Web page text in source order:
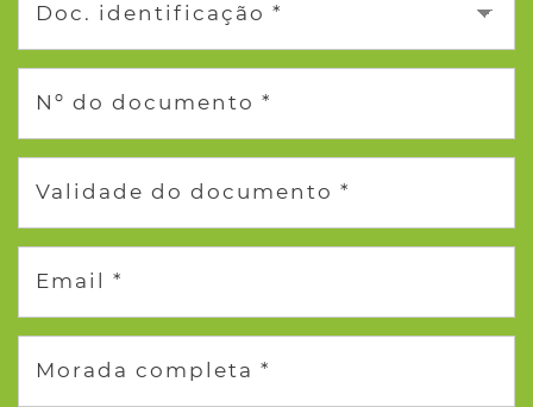
Doc. identificação *
Nº do documento *
Validade do documento *
Email *
Morada completa *